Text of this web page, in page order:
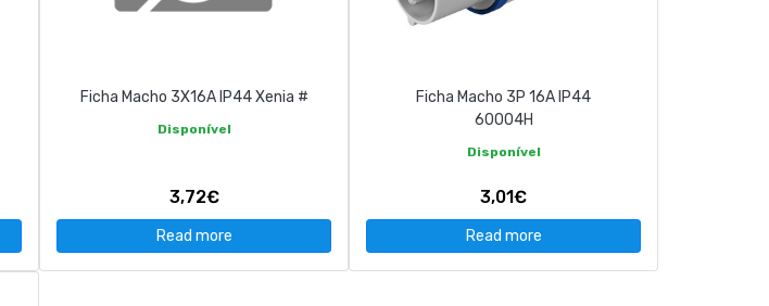
Ficha Macho 3X16A IP44 Xenia #
Disponível
3,72€
Read more
Ficha Macho 3P 16A IP44
60004H
Disponível
3,01€
Read more